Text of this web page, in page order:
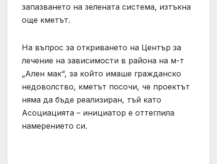
запазването на зелената система, изтъкна
още кметът.
На въпрос за откриването на Център за
лечение на зависимости в района на м-т
„Ален мак“, за който имаше гражданско
недоволство, кметът посочи, че проектът
няма да бъде реализиран, тъй като
Асоциацията – инициатор е оттеглила
намерението си.